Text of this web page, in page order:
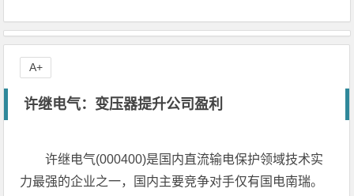
许继电气：变压器提升公司盈利
许继电气(000400)是国内直流输电保护领域技术实
力最强的企业之一，国内主要竞争对手仅有国电南瑞。
A+